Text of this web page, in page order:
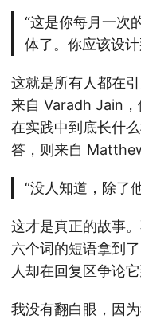
“这是你每月一次
体了。你应该设
这就是所有人都在
来自 Varadh Jain
在实践中到底长什
答，则来自
“没人知道，除了
这才是真正的故事
六个词的短语拿到
人却在回复区争论
我没有翻白眼，因